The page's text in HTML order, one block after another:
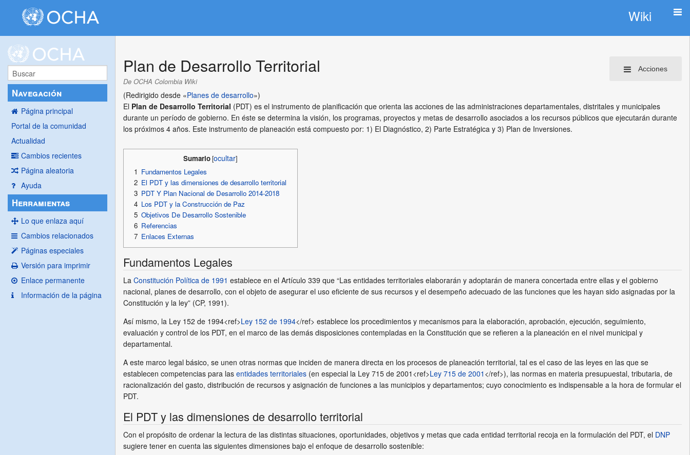
Wiki
Navegación
Página principal
Portal de la comunidad
Actualidad
Cambios recientes
Página aleatoria
Ayuda
Herramientas
Lo que enlaza aquí
Cambios relacionados
Páginas especiales
Versión para imprimir
Enlace permanente
Información de la página
Acciones
Plan de Desarrollo Territorial
De OCHA Colombia Wiki
(Redirigido desde «Planes de desarrollo»)
El Plan de Desarrollo Territorial (PDT) es el instrumento de planificación que orienta las acciones de las administraciones departamentales, distritales y municipales
durante un período de gobierno. En éste se determina la visión, los programas, proyectos y metas de desarrollo asociados a los recursos públicos que ejecutarán durante
los próximos 4 años. Este instrumento de planeación está compuesto por: 1) El Diagnóstico, 2) Parte Estratégica y 3) Plan de Inversiones.
Sumario
1 Fundamentos Legales
2 El PDT y las dimensiones de desarrollo territorial
3 PDT Y Plan Nacional de Desarrollo 2014-2018
4 Los PDT y la Construcción de Paz
5 Objetivos De Desarrollo Sostenible
6 Referencias
7 Enlaces Externas
Fundamentos Legales
LaConstitución Política de 1991 establece en el Artículo 339 que “Las entidades territoriales elaborarán y adoptarán de manera concertada entre ellas y el gobierno
nacional, planes de desarrollo, con el objeto de asegurar el uso eficiente de sus recursos y el desempeño adecuado de las funciones que les hayan sido asignadas por la
Constitución y la ley” (CP, 1991).
Así mismo, la Ley 152 de 1994<ref>Ley 152 de 1994</ref> establece los procedimientos y mecanismos para la elaboración, aprobación, ejecución, seguimiento,
evaluación y control de los PDT, en el marco de las demás disposiciones contempladas en la Constitución que se refieren a la planeación en el nivel municipal y
departamental.
A este marco legal básico, se unen otras normas que inciden de manera directa en los procesos de planeación territorial, tal es el caso de las leyes en las que se
establecen competencias para lasentidades territoriales (en especial la Ley 715 de 2001<ref>Ley 715 de 2001 </ref>), las normas en materia presupuestal, tributaria, de
racionalización del gasto, distribución de recursos y asignación de funciones a las municipios y departamentos; cuyo conocimiento es indispensable a la hora de formular el
PDT.
El PDT y las dimensiones de desarrollo territorial
Con el propósito de ordenar la lectura de las distintas situaciones, oportunidades, objetivos y metas que cada entidad territorial recoja en la formulación del PDT, el DNP
sugiere tener en cuenta las siguientes dimensiones bajo el enfoque de desarrollo sostenible: